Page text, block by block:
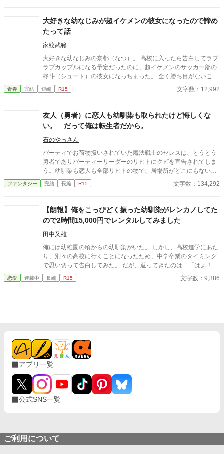
大好きな幼なじみが超イケメンの彼女になったので諦め
たって話
家紋武範
大好きな幼なじみの奈都（なつ）。 高校に入ったら告白してラブ
ラブカップルになる予定だったのに、超イケメンのサッカー部の
柊斗（シュート）の彼女になっちまった。 全く勝ち目がないこの
恋。 潔く諦めることにした。
青春 完結 短編 R15 文字数：12,992
友人（勇者）に恋人も幼馴染も取られたけど悔しくな
い。 だって俺は転生者だから。
石のやっさん
パーティでお荷物扱いされていた魔法戦士のセレスは、とうとう
勇者でありパーティーリーダーのリヒトにクビを宣告されてしま
う。幼馴染も恋人も全部リヒトの物で、居場所がどこにもない状
態だった。 だが、此の状態は彼にとっては『本当の幸せ』を掴む
事に必要だった 何故なら、彼は『転生者』だから… 今度は違う切
いますが2話からは、かなり変わります。 こうご期待。
ファンタジー 完結 長編 R15 文字数：134,292
【朗報】俺をこっぴどく振った幼馴染がレンカノしてた
ので2時間15,000円でレンタルしてみました
田中又雄
俺には幼稚園の頃からの幼馴染がいた。 しかし、高校進学にあた
り、別々の高校に行くことになったため、中学卒業のタイミング
で思い切って告白してみた。 だが、返ってきたのは…「はぁ！？
誰があんたみたいなのと付き合うのよ！」という酷い言葉だっ
た。 それからは家は近所だったが、それからは一度も話をするこ
ってないよ。マイハニー」 「なっ…！？なんであんたが…！ばっ
かじゃないの！？」 「あんた…？何を言っているんだい？彼女が
彼氏にあんたとか言わないよね？」 「頭おかしいんじゃない
の…」 そうして、ドン引きする幼馴染と俺は初デートをするのだ
った。
恋愛 連載中 長編 R15 文字数：9,386
アプリ一覧
公式SNS一覧
ご利用について